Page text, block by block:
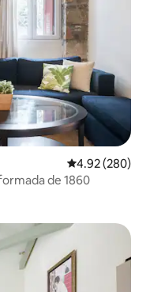
Calificación
4.92 (280)
de 1860